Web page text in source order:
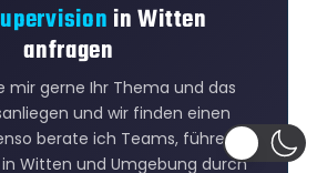
in Witten
anfragen
mir gerne Ihr Thema und das
und wir finden einen
berate ich Teams, führe
Witten und Umgebung durch